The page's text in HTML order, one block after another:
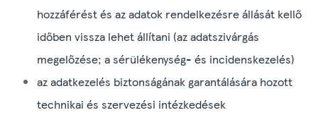
hozzáférést és az adatok rendelkezésre állását kellő
időben vissza lehet állítani (az adatszivárgás
megelőzése; a sérülékenység- és incidenskezelés)
az adatkezelés biztonságának garantálására hozott
technikai és szervezési intézkedések